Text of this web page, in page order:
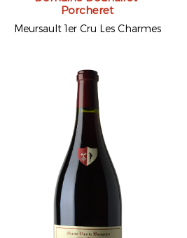
Porcheret
Meursault 1er Cru Les Charmes